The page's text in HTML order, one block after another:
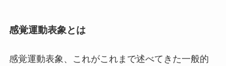
感覚運動表象とは
感覚運動表象、これがこれまで述べてきた一般的